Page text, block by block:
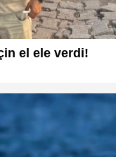
el ele verdi!